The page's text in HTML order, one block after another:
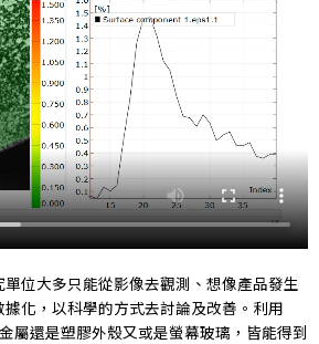
位大多只能從影像去觀測、想像產品發生
化，以科學的方式去討論及改善。利用
屬還是塑膠外殼又或是螢幕玻璃，皆能得到